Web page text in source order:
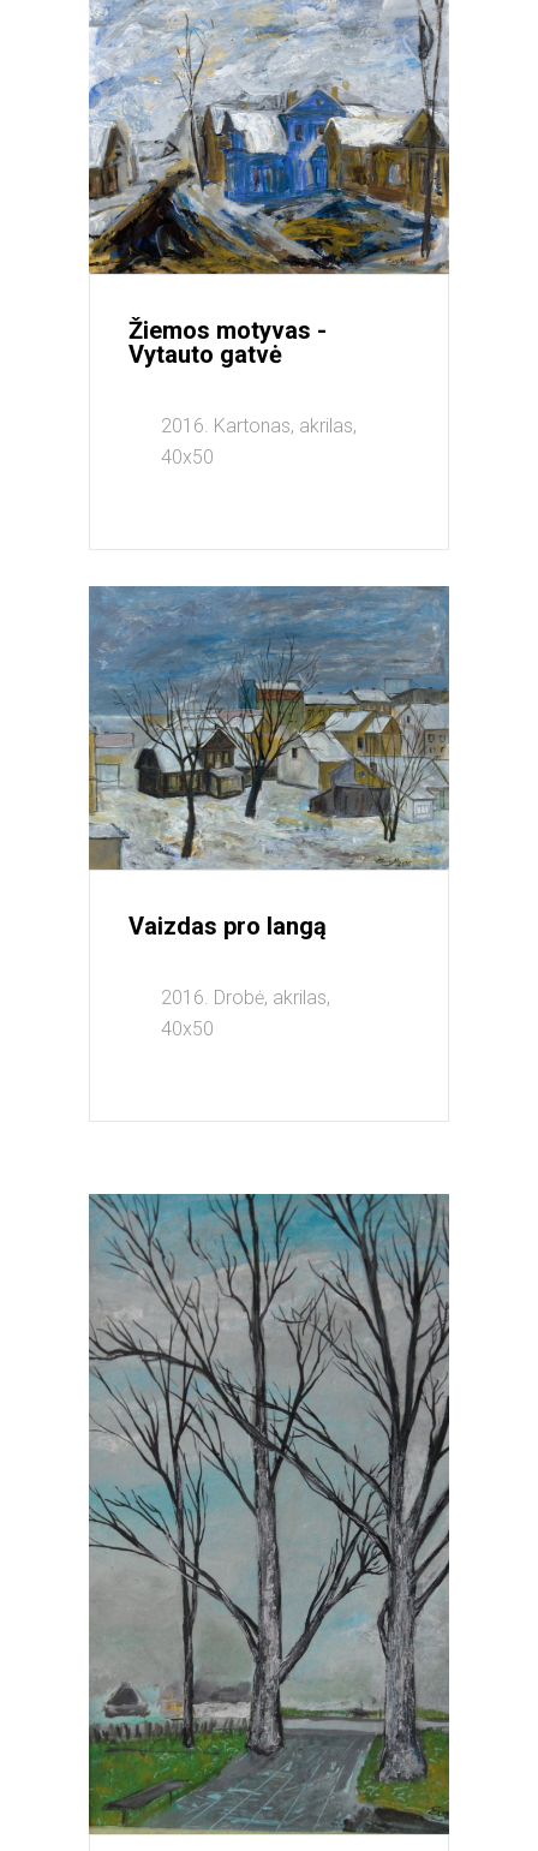
Žiemos motyvas -
Vytauto gatvė
2016. Kartonas, akrilas,
40x50
Vaizdas pro langą
2016. Drobė, akrilas,
40x50